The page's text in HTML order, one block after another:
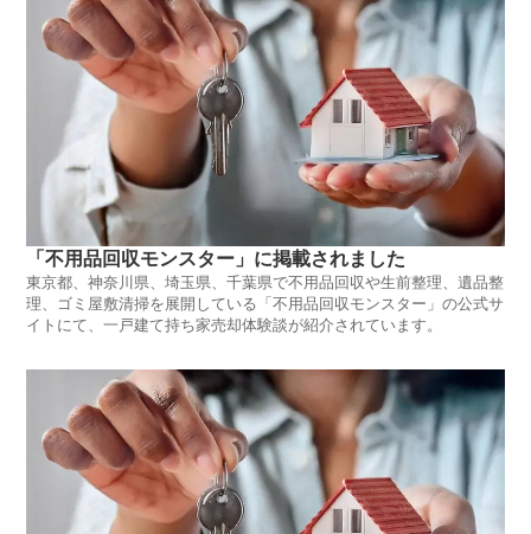
「不用品回収モンスター」に掲載されました
東京都、神奈川県、埼玉県、千葉県で不用品回収や生前整理、遺品整
理、ゴミ屋敷清掃を展開している「不用品回収モンスター」の公式サ
イトにて、一戸建て持ち家売却体験談が紹介されています。